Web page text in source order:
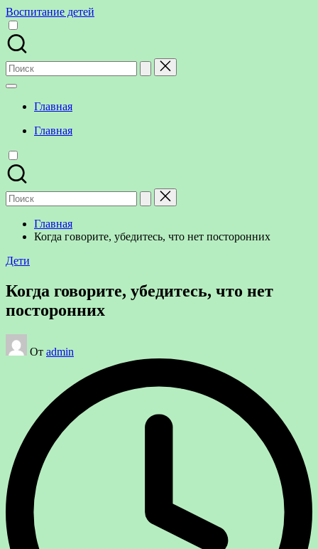
Перейти
к
содержимому
Воспитание детей
Поиск
для:
Главная
Главная
Поиск
для:
Главная
Когда говорите, убедитесь, что нет посторонних
Опубликовано
Дети
Когда говорите, убедитесь, что нет
посторонних
Запись
от
От admin